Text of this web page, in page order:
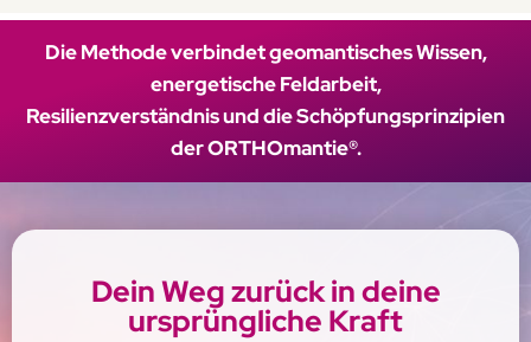
Die Methode verbindet geomantisches Wissen,
energetische Feldarbeit,
Resilienzverständnis und die Schöpfungsprinzipien
der ORTHOmantie®.
Dein Weg zurück in deine
ursprüngliche Kraft